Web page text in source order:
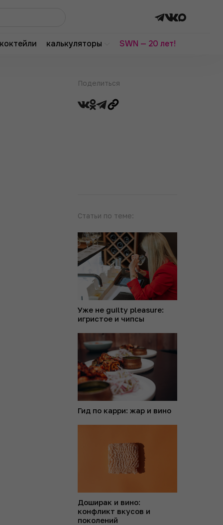
коктейли калькуляторы SWN — 20 лет!
Поделиться
Статьи по теме:
Уже не guilty pleasure:
игристое и чипсы
Гид по карри: жар и вино
Доширак и вино:
конфликт вкусов и
поколений